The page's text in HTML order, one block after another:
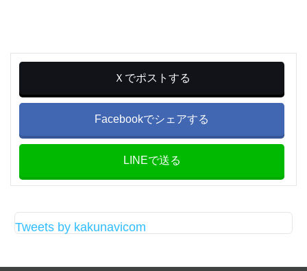
Ｘでポストする
Facebookでシェアする
LINEで送る
Tweets by kakunavicom